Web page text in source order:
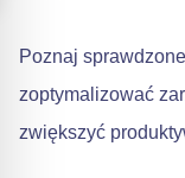
Poznaj
zoptymalizować
zwiększyć